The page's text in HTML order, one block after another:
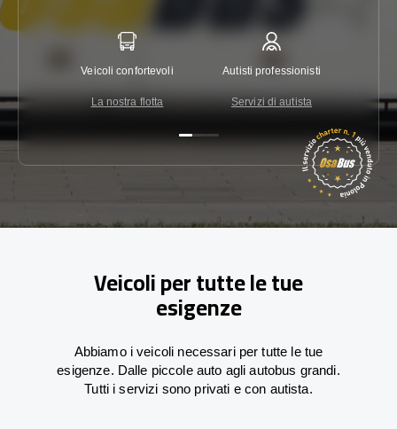
Veicoli confortevoli
La nostra flotta
Autisti professionisti
Servizi di autista
Veicoli per tutte le tue
esigenze
Abbiamo i veicoli necessari per tutte le tue
esigenze. Dalle piccole auto agli autobus grandi.
Tutti i servizi sono privati e con autista.